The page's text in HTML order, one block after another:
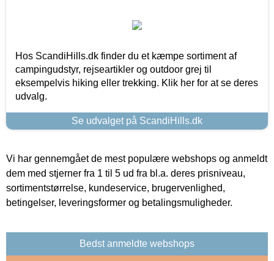
Hos ScandiHills.dk finder du et kæmpe sortiment af
campingudstyr, rejseartikler og outdoor grej til
eksempelvis hiking eller trekking. Klik her for at se deres
udvalg.
Se udvalget på ScandiHills.dk
Vi har gennemgået de mest populære webshops og anmeldt
dem med stjerner fra 1 til 5 ud fra bl.a. deres prisniveau,
sortimentstørrelse, kundeservice, brugervenlighed,
betingelser, leveringsformer og betalingsmuligheder.
Bedst anmeldte webshops